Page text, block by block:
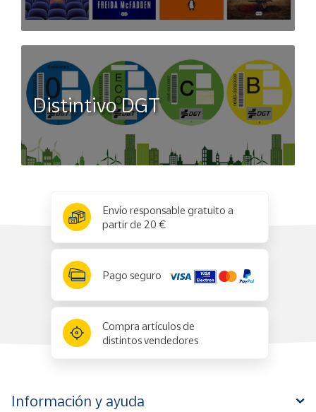
Distintivo DGT
Envío responsable gratuito a
partir de 20 €
Pago seguro
Compra artículos de
distintos vendedores
Información y ayuda